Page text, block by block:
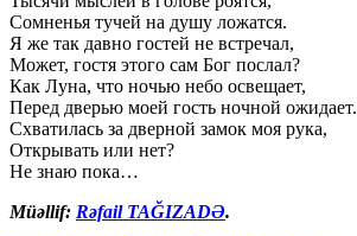
Сомненья тучей на душу ложатся.
Я же так давно гостей не встречал,
Может, гостя этого сам Бог послал?
Как Луна, что ночью небо освещает,
Перед дверью моей гость ночной ожидает.
Схватилась за дверной замок моя рука,
Открывать или нет?
Не знаю пока…
Müəllif: Rəfail TAĞIZADƏ.